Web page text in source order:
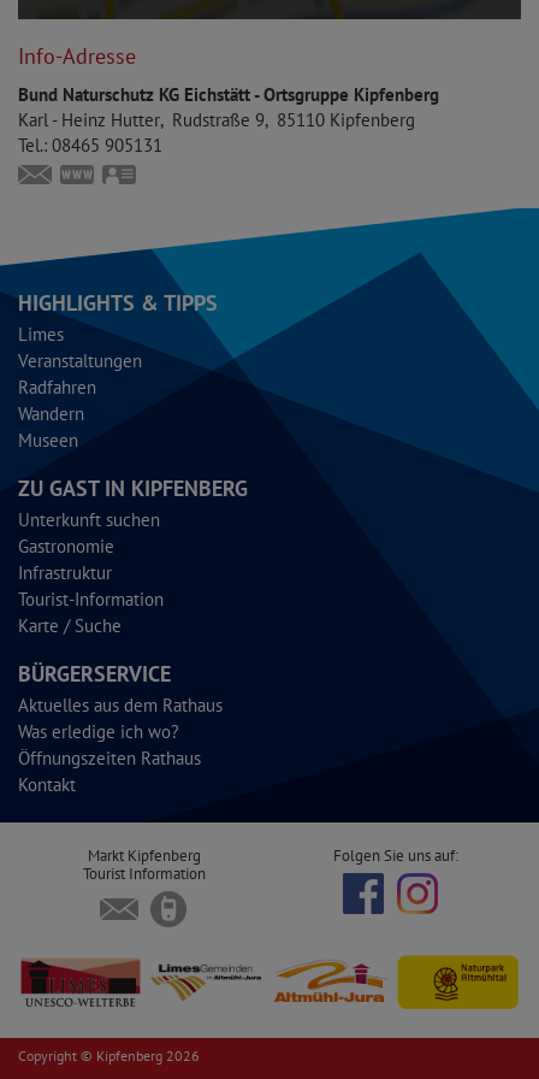
Info-Adresse
Bund Naturschutz KG Eichstätt - Ortsgruppe Kipfenberg
Karl - Heinz Hutter Rudstraße 9 85110 Kipfenberg
Tel.: 08465 905131
hutterkh@online.de
https://eichstaett.bund-naturschutz.de
HIGHLIGHTS & TIPPS
Limes
Veranstaltungen
Radfahren
Wandern
Museen
ZU GAST IN KIPFENBERG
Unterkunft suchen
Gastronomie
Infrastruktur
Tourist-Information
Karte / Suche
BÜRGERSERVICE
Aktuelles aus dem Rathaus
Was erledige ich wo?
Öffnungszeiten Rathaus
Kontakt
Markt Kipfenberg
Tourist Information
Folgen Sie uns auf:
Copyright © Kipfenberg 2026